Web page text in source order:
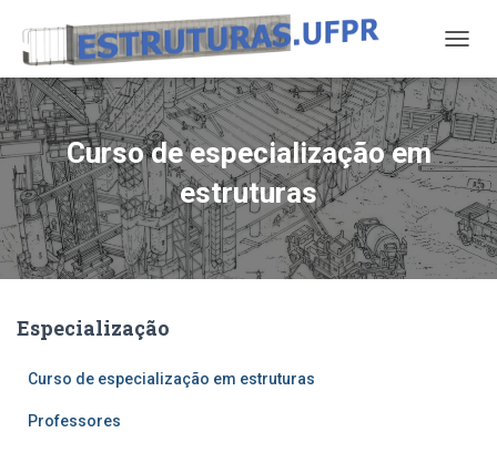
L
T
E
R
N
N
A
V
Curso de especialização em
estruturas
Especialização
Curso de especialização em estruturas
Professores